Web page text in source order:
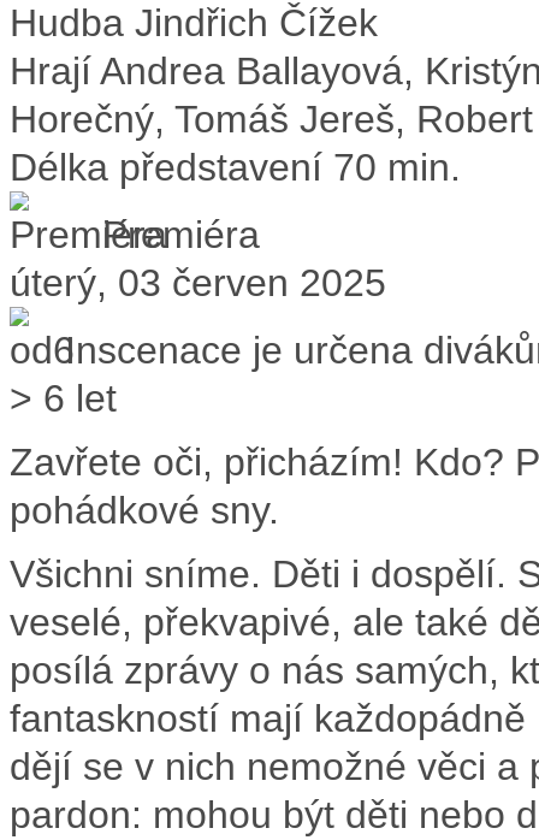
Hudba Jindřich Čížek
HrajíAndrea Ballayová,
Horečný, Tomáš Jereš,
Délka představení 70 min.
Premiéra
úterý, 03 červen 2025
Inscenace je určena
> 6 let
Zavřete oči, přicházím! Kdo?
pohádkové sny.
Všichni sníme. Děti i dospělí.
veselé, překvapivé, ale také
posílá zprávy o nás samých,
fantaskností mají
dějí se v nich nemožné věci
pardon: mohou být děti nebo